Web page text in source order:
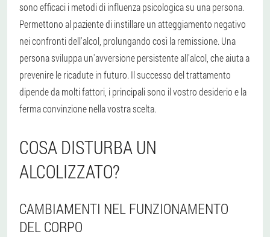
sono efficaci i metodi di influenza psicologica su una persona.
Permettono al paziente di instillare un atteggiamento negativo
nei confronti dell'alcol, prolungando così la remissione. Una
persona sviluppa un'avversione persistente all'alcol, che aiuta a
prevenire le ricadute in futuro. Il successo del trattamento
dipende da molti fattori, i principali sono il vostro desiderio e la
ferma convinzione nella vostra scelta.
COSA DISTURBA UN
ALCOLIZZATO?
CAMBIAMENTI NEL FUNZIONAMENTO
DEL CORPO